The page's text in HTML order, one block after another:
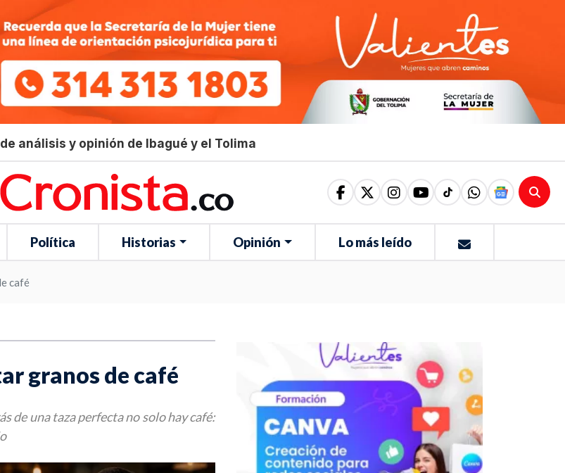
análisis y opinión de Ibagué y el Tolima
Política Historias Opinión Lo más leído
café
granos de café
de una taza perfecta no solo hay café: